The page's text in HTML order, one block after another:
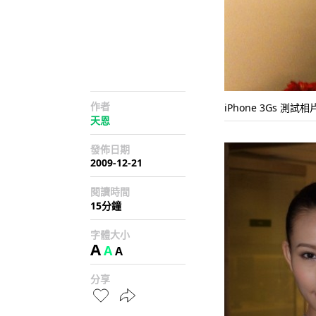
作者
天恩
發佈日期
2009-12-21
閱讀時間
15分鐘
字體大小
AAA
分享
iPhone 3Gs 測試相